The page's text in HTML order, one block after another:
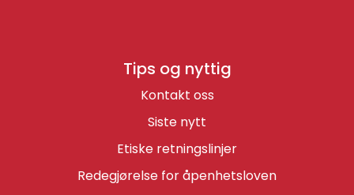
Tips og nyttig
Kontakt oss
Siste nytt
Etiske retningslinjer
Redegjørelse for åpenhetsloven